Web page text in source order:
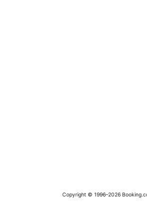
Copyright © 1996–2026